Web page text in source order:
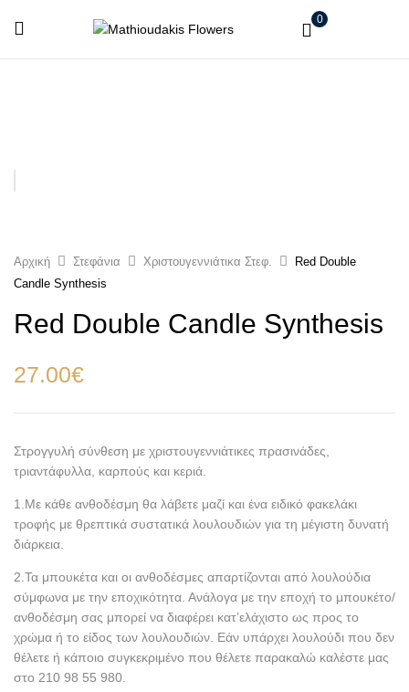
0
Αρχική Στεφάνια Χριστουγεννιάτικα Στεφ.
Red Double
Candle Synthesis
Red Double Candle Synthesis
27.00€
Στρογγυλή σύνθεση με χριστουγεννιάτικες πρασινάδες,
τριαντάφυλλα, καρπούς και κεριά.
1.Με κάθε ανθοδέσμη θα λάβετε μαζί και ένα ειδικό φακελάκι
τροφής με θρεπτικά συστατικά λουλουδιών για τη μέγιστη δυνατή
διάρκεια.
2.Τα μπουκέτα και οι ανθοδέσμες απαρτίζονται από λουλούδια
σύμφωνα με την εποχικότητα. Ανάλογα με την εποχή το μπουκέτο/
ανθοδέσμη σας μπορεί να διαφέρει κατ’ελάχιστο ως προς το
χρώμα ή το είδος των λουλουδιών. Εάν υπάρχει λουλούδι που δεν
θέλετε ή κάποιο συγκεκριμένο που θέλετε παρακαλώ καλέστε μας
στο 210 98 55 980.